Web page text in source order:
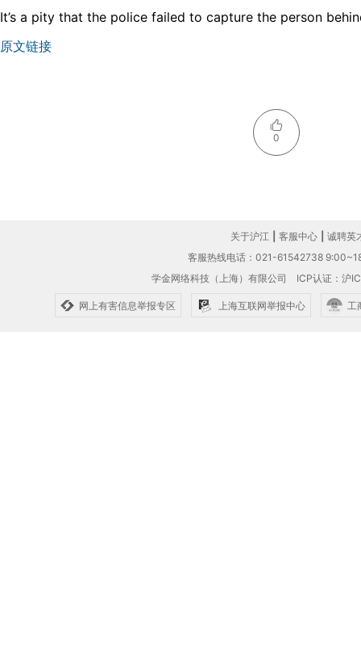
It’s a pity that the police failed to capture the person
原文链接
0
关于沪江 客服中心
诚聘英
客服热线电话：021-61542738
学金网络科技（上海）有限公司 ICP认证：沪
网上有害信息举报专区 上海互联网举报中心 工